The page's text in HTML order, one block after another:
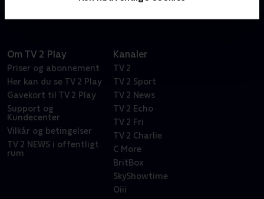
Om TV 2 Play
Priser og abonnement
Her kan du se TV 2 Play
Gavekort til TV 2 Play
Support og
Kundecenter
Vilkår og betingelser
TV 2 NEWS i offentligt
rum
Kanaler
TV 2
TV 2 Sport
TV 2 News
TV 2 Echo
TV 2 Fri
TV 2 Charlie
C More
BritBox
SkyShowtime
Oiii